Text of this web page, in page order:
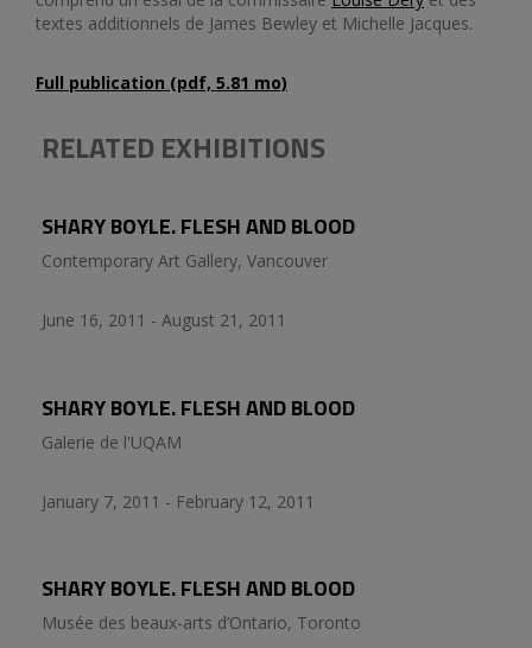
textes additionnels de James Bewley et Michelle Jacques.
Full publication (pdf, 5.81 mo)
RELATED EXHIBITIONS
SHARY BOYLE. FLESH AND BLOOD
Contemporary Art Gallery, Vancouver
June 16, 2011 - August 21, 2011
SHARY BOYLE. FLESH AND BLOOD
Galerie de l'UQAM
January 7, 2011 - February 12, 2011
SHARY BOYLE. FLESH AND BLOOD
Musée des beaux-arts d’Ontario, Toronto